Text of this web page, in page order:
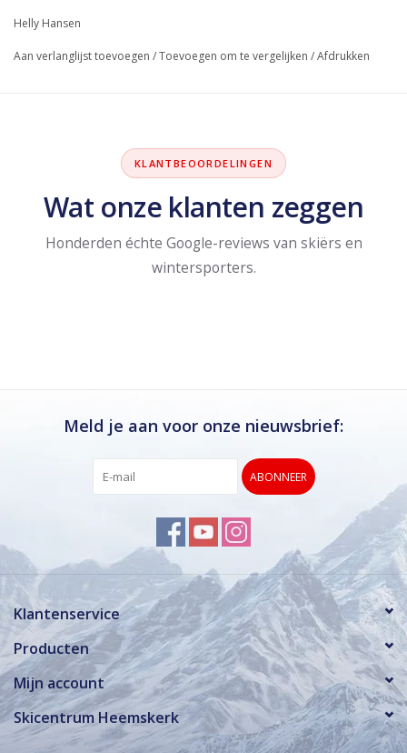
Helly Hansen
Aan verlanglijst toevoegen /Toevoegen om te vergelijken /Afdrukken
KLANTBEOORDELINGEN
Wat onze klanten zeggen
Honderden échte Google-reviews van skiërs en
wintersporters.
Meld je aan voor onze nieuwsbrief:
ABONNEER
Klantenservice
Producten
Mijn account
Skicentrum Heemskerk